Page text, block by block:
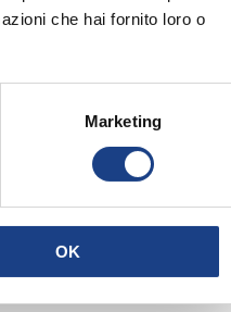
che hai fornito loro o
Marketing
OK
Frankie
con Superbabbo,
con
o richieste di
caricamento del
richiesti dal